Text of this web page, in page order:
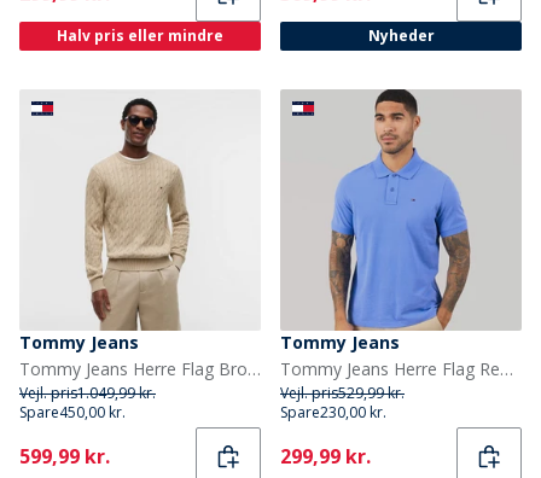
Halv pris eller mindre Nyheder
Tommy Jeans
Tommy Jeans Herre Flag Broderi Kabelstrik Sweater Sandalwood
Vejl. pris1.049,99 kr.
Spare450,00 kr.
Current
599,99 kr.
Tommy Jeans
Tommy Jeans Herre Flag Regular Fit Pique Poloshirt Blue Twilight
Vejl. pris529,99 kr.
Spare230,00 kr.
Current
299,99 kr.